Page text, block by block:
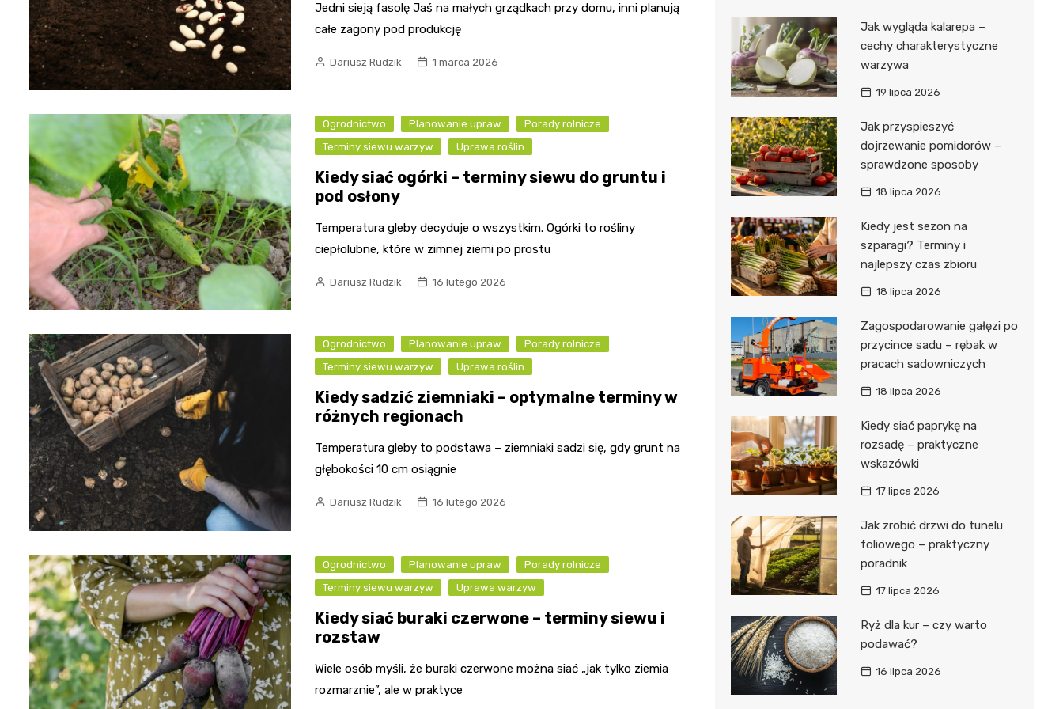
Jedni sieją fasolę Jaś na małych grządkach przy domu, inni planują
całe zagony pod produkcję
Dariusz Rudzik 1 marca 2026
Ogrodnictwo Planowanie upraw
Porady rolnicze
Terminy siewu warzyw
Uprawa roślin
Kiedy siać ogórki – terminy siewu do gruntu i
pod osłony
Temperatura gleby decyduje o wszystkim. Ogórki to rośliny
ciepłolubne, które w zimnej ziemi po prostu
Dariusz Rudzik 16 lutego 2026
Ogrodnictwo Planowanie upraw
Porady rolnicze
Terminy siewu warzyw
Uprawa roślin
Kiedy sadzić ziemniaki – optymalne terminy w
różnych regionach
Temperatura gleby to podstawa – ziemniaki sadzi się, gdy grunt na
głębokości 10 cm osiągnie
Dariusz Rudzik 16 lutego 2026
Ogrodnictwo Planowanie upraw
Porady rolnicze
Terminy siewu warzyw
Uprawa warzyw
Kiedy siać buraki czerwone – terminy siewu i
rozstaw
Wiele osób myśli, że buraki czerwone można siać „jak tylko ziemia
rozmarznie”, ale w praktyce
Jak wygląda kalarepa –
cechy charakterystyczne
warzywa
19 lipca 2026
Jak przyspieszyć
dojrzewanie pomidorów –
sprawdzone sposoby
18 lipca 2026
Kiedy jest sezon na
szparagi? Terminy i
najlepszy czas zbioru
18 lipca 2026
Zagospodarowanie gałęzi po
przycince sadu – rębak w
pracach sadowniczych
18 lipca 2026
Kiedy siać paprykę na
rozsadę – praktyczne
wskazówki
17 lipca 2026
Jak zrobić drzwi do tunelu
foliowego – praktyczny
poradnik
17 lipca 2026
Ryż dla kur – czy warto
podawać?
16 lipca 2026